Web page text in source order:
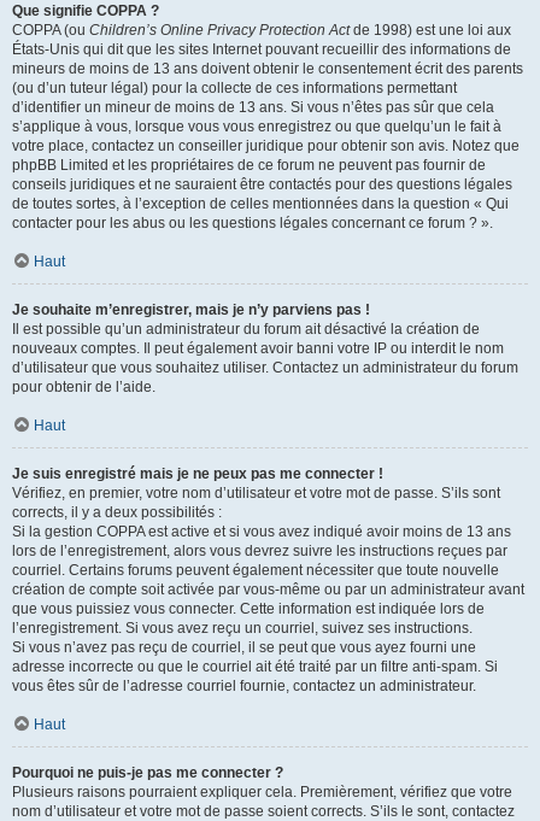
Que signifie COPPA ?
COPPA (ou Children’s Online Privacy Protection Actde 1998) est une loi aux
États-Unis qui dit que les sites Internet pouvant recueillir des informations de
mineurs de moins de 13 ans doivent obtenir le consentement écrit des parents
(ou d’un tuteur légal) pour la collecte de ces informations permettant
d’identifier un mineur de moins de 13 ans. Si vous n’êtes pas sûr que cela
s’applique à vous, lorsque vous vous enregistrez ou que quelqu’un le fait à
votre place, contactez un conseiller juridique pour obtenir son avis. Notez que
phpBB Limited et les propriétaires de ce forum ne peuvent pas fournir de
conseils juridiques et ne sauraient être contactés pour des questions légales
de toutes sortes, à l’exception de celles mentionnées dans la question « Qui
contacter pour les abus ou les questions légales concernant ce forum ? ».
Haut
Je souhaite m’enregistrer, mais je n’y parviens pas !
Il est possible qu’un administrateur du forum ait désactivé la création de
nouveaux comptes. Il peut également avoir banni votre IP ou interdit le nom
d’utilisateur que vous souhaitez utiliser. Contactez un administrateur du forum
pour obtenir de l’aide.
Haut
Je suis enregistré mais je ne peux pas me connecter !
Vérifiez, en premier, votre nom d’utilisateur et votre mot de passe. S’ils sont
corrects, il y a deux possibilités :
Si la gestion COPPA est active et si vous avez indiqué avoir moins de 13 ans
lors de l’enregistrement, alors vous devrez suivre les instructions reçues par
courriel. Certains forums peuvent également nécessiter que toute nouvelle
création de compte soit activée par vous-même ou par un administrateur avant
que vous puissiez vous connecter. Cette information est indiquée lors de
l’enregistrement. Si vous avez reçu un courriel, suivez ses instructions.
Si vous n’avez pas reçu de courriel, il se peut que vous ayez fourni une
adresse incorrecte ou que le courriel ait été traité par un filtre anti-spam. Si
vous êtes sûr de l’adresse courriel fournie, contactez un administrateur.
Haut
Pourquoi ne puis-je pas me connecter ?
Plusieurs raisons pourraient expliquer cela. Premièrement, vérifiez que votre
nom d’utilisateur et votre mot de passe soient corrects. S’ils le sont, contactez